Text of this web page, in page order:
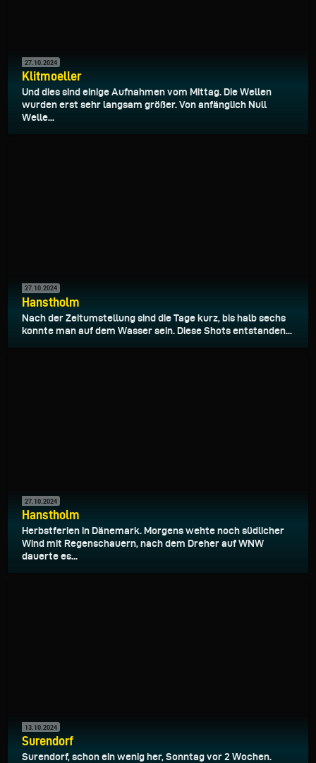
27.10.2024
Klitmoeller
Und dies sind einige Aufnahmen vom Mittag. Die Wellen
wurden erst sehr langsam größer. Von anfänglich Null
Welle...
27.10.2024
Hanstholm
Nach der Zeitumstellung sind die Tage kurz, bis halb sechs
konnte man auf dem Wasser sein. Diese Shots entstanden...
27.10.2024
Hanstholm
Herbstferien in Dänemark. Morgens wehte noch südlicher
Wind mit Regenschauern, nach dem Dreher auf WNW
dauerte es...
13.10.2024
Surendorf
Surendorf, schon ein wenig her, Sonntag vor 2 Wochen.